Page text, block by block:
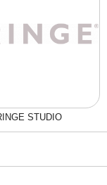
STUDIO